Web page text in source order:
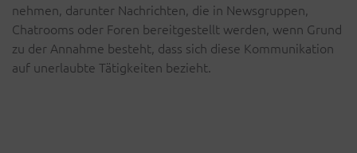
nehmen, darunter Nachrichten, die in Newsgruppen,
Chatrooms oder Foren bereitgestellt werden, wenn Grund
zu der Annahme besteht, dass sich diese Kommunikation
auf unerlaubte Tätigkeiten bezieht.